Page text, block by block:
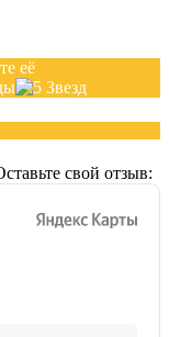
её
свой отзыв: